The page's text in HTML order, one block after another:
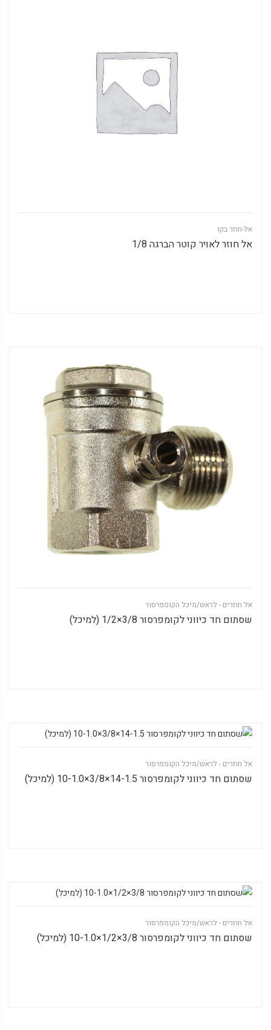
אל-חוזר בקו
אל חוזר לאויר קוטר הברגה 1/8
אל חוזרים - לראש/מיכל הקומפרסור
שסתום חד כיווני לקומפרסור 3/8×1/2 (למיכל)
אל חוזרים - לראש/מיכל הקומפרסור
שסתום חד כיווני לקומפרסור 14-1.5×3/8×10-1.0 (למיכל)
אל חוזרים - לראש/מיכל הקומפרסור
שסתום חד כיווני לקומפרסור 3/8×1/2×10-1.0 (למיכל)